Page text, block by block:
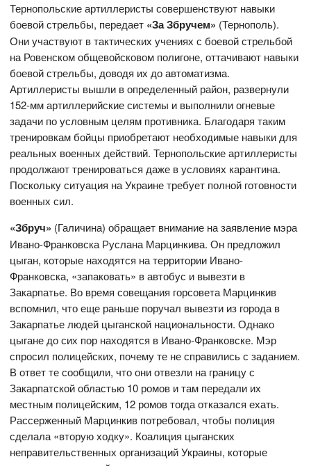
Тернопольские артиллеристы совершенствуют навыки
боевой стрельбы, передает «За Збручем» (Тернополь).
Они участвуют в тактических учениях с боевой стрельбой
на Ровенском общевойсковом полигоне, оттачивают навыки
боевой стрельбы, доводя их до автоматизма.
Артиллеристы вышли в определенный район, развернули
152-мм артиллерийские системы и выполнили огневые
задачи по условным целям противника. Благодаря таким
тренировкам бойцы приобретают необходимые навыки для
реальных военных действий. Тернопольские артиллеристы
продолжают тренироваться даже в условиях карантина.
Поскольку ситуация на Украине требует полной готовности
военных сил.
«Збруч» (Галичина) обращает внимание на заявление мэра
Ивано-Франковска Руслана Марцинкива. Он предложил
цыган, которые находятся на территории Ивано-
Франковска, «запаковать» в автобус и вывезти в
Закарпатье. Во время совещания горсовета Марцинкив
вспомнил, что еще раньше поручал вывезти из города в
Закарпатье людей цыганской национальности. Однако
цыгане до сих пор находятся в Ивано-Франковске. Мэр
спросил полицейских, почему те не справились с заданием.
В ответ те сообщили, что они отвезли на границу с
Закарпатской областью 10 ромов и там передали их
местным полицейским, 12 ромов тогда отказался ехать.
Рассерженный Марцинкив потребовал, чтобы полиция
сделала «вторую ходку». Коалиция цыганских
неправительственных организаций Украины, которые